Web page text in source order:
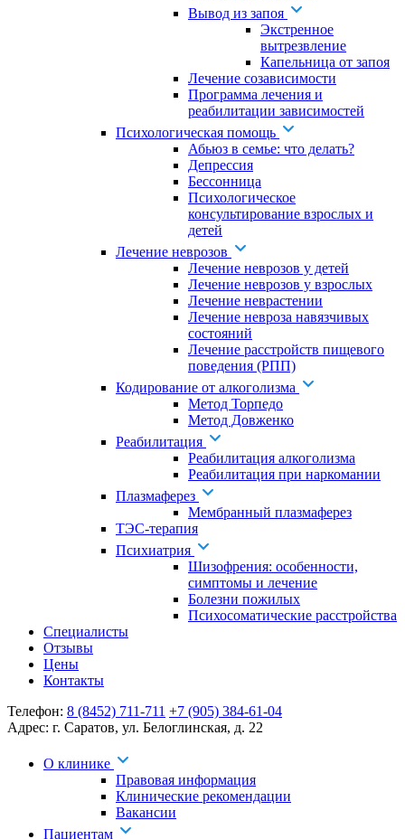
Вывод из запоя
Экстренное
вытрезвление
Капельница от запоя
Лечение созависимости
Программа лечения и
реабилитации зависимостей
Психологическая помощь
Абьюз в семье: что делать?
Депрессия
Бессонница
Психологическое
консультирование взрослых и
детей
Лечение неврозов
Лечение неврозов у детей
Лечение неврозов у взрослых
Лечение неврастении
Лечение невроза навязчивых
состояний
Лечение расстройств пищевого
поведения (РПП)
Кодирование от алкоголизма
Метод Торпедо
Метод Довженко
Реабилитация
Реабилитация алкоголизма
Реабилитация при наркомании
Плазмаферез
Мембранный плазмаферез
ТЭС-терапия
Психиатрия
Шизофрения: особенности,
симптомы и лечение
Болезни пожилых
Психосоматические расстройства
Специалисты
Отзывы
Цены
Контакты
Телефон: 8 (8452) 711-711 +7 (905) 384-61-04
Адрес: г. Саратов, ул. Белоглинская, д. 22
О клинике
Правовая информация
Клинические рекомендации
Вакансии
Пациентам